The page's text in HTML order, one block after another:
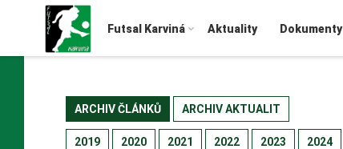
Futsal Karviná Aktuality Dokumenty
ARCHIV ČLÁNKŮ ARCHIV AKTUALIT
2019 2020 2021 2022 2023 2024